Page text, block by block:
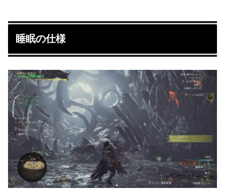
睡眠の仕様